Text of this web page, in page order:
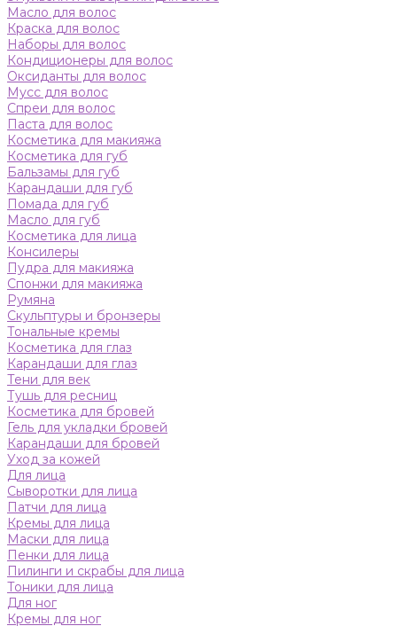
Масло для волос
Краска для волос
Наборы для волос
Кондиционеры для волос
Оксиданты для волос
Мусс для волос
Спреи для волос
Паста для волос
Косметика для макияжа
Косметика для губ
Бальзамы для губ
Карандаши для губ
Помада для губ
Масло для губ
Косметика для лица
Консилеры
Пудра для макияжа
Спонжи для макияжа
Румяна
Скульптуры и бронзеры
Тональные кремы
Косметика для глаз
Карандаши для глаз
Тени для век
Тушь для ресниц
Косметика для бровей
Гель для укладки бровей
Карандаши для бровей
Уход за кожей
Для лица
Сыворотки для лица
Патчи для лица
Кремы для лица
Маски для лица
Пенки для лица
Пилинги и скрабы для лица
Тоники для лица
Для ног
Кремы для ног